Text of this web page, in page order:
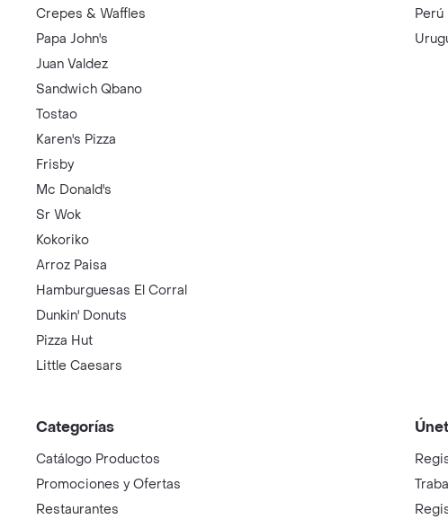
Crepes & Waffles
Papa John's
Juan Valdez
Sandwich Qbano
Tostao
Karen's Pizza
Frisby
Mc Donald's
Sr Wok
Kokoriko
Arroz Paisa
Hamburguesas El Corral
Dunkin' Donuts
Pizza Hut
Little Caesars
Perú
Categorías
Catálogo Productos
Promociones y Ofertas
Restaurantes